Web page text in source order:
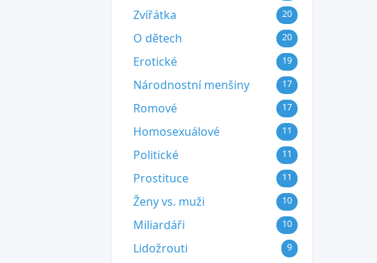
Zvířátka 20
O dětech 20
Erotické 19
Národnostní menšiny 17
Romové 17
Homosexuálové 11
Politické 11
Prostituce 11
Ženy vs. muži 10
Miliardáři 10
Lidožrouti 9